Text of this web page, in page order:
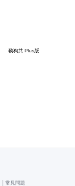
勒狗共 Plus版
| 常見問題